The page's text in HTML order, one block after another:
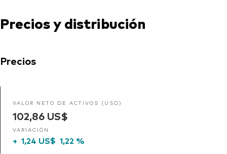
Precios y distribución
Precios
VALOR NETO DE ACTIVOS (USD)
102,86 US$
VARIACIÓN
+ 1,24 US$ 1,22 %